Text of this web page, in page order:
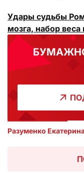
Удары судьбы
мозга, набор веса
Разуменко